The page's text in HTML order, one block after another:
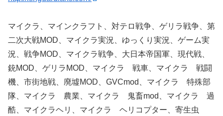
マイクラ、マインクラフト、対テロ戦争、ゲリラ戦争、第
二次大戦MOD、マイクラ実況、ゆっくり実況、ゲーム実
況、戦争MOD、マイクラ戦争、大日本帝国軍、現代戦、
銃MOD、ゲリラMOD、マイクラ 戦車、マイクラ 戦闘
機、市街地戦、廃墟MOD、GVCmod、マイクラ 特殊部
隊、マイクラ 農業、マイクラ 鬼畜mod、マイクラ 過
酷、マイクラヘリ、マイクラ ヘリコプター、寄生虫